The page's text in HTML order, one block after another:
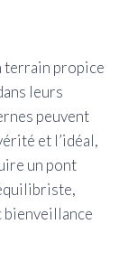
terrain propice
leurs
peuvent
et l’idéal,
un pont
bienveillance